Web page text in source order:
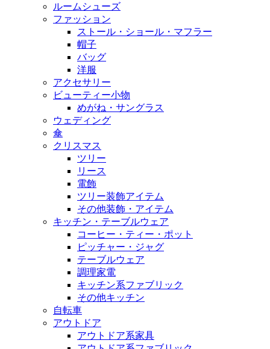
ルームシューズ
ファッション
ストール・ショール・マフラー
帽子
バッグ
洋服
アクセサリー
ビューティー小物
めがね・サングラス
ウェディング
傘
クリスマス
ツリー
リース
電飾
ツリー装飾アイテム
その他装飾・アイテム
キッチン・テーブルウェア
コーヒー・ティー・ポット
ピッチャー・ジャグ
テーブルウェア
調理家電
キッチン系ファブリック
その他キッチン
自転車
アウトドア
アウトドア系家具